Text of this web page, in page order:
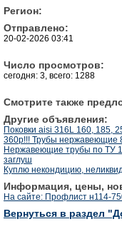
Регион:
Отправлено:
20-02-2026 03:41
Число просмотров:
сегодня: 3, всего: 1288
Смотрите также
Другие объявления:
Поковки aisi 316L 160, 185,
360р!!! Трубы нержавеющие
Нержавеющие трубы по ТУ
заглуш
Куплю некондицию,
Информация, цены,
На сайте: Профлист н114-
Вернуться в раздел